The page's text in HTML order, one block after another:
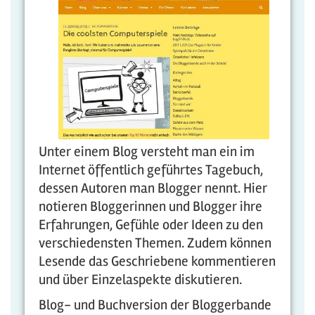
Unter einem Blog versteht man ein im
Internet öffentlich geführtes Tagebuch,
dessen Autoren man Blogger nennt. Hier
notieren Bloggerinnen und Blogger ihre
Erfahrungen, Gefühle oder Ideen zu den
verschiedensten Themen. Zudem können
Lesende das Geschriebene kommentieren
und über Einzelaspekte diskutieren.
Blog- und Buchversion der Bloggerbande